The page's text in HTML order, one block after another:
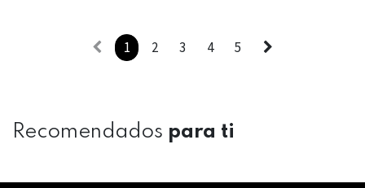
1 2 3 4 5
Recomendados para ti